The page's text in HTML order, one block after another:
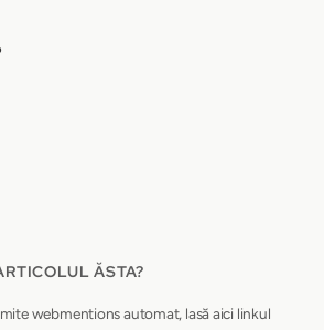
ĂSTA?
webmentions automat, lasă aici linkul